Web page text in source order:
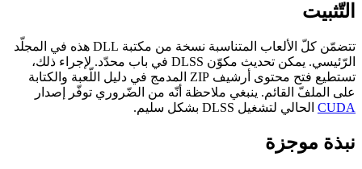
التّثبيت
تتضمّن كلّ الألعاب المتناسبة نسخة من مكتبة DLL هذه في المجلّد
الرّئيسي. يمكن تحديث مكوّن DLSS في باب محدّد. لإجراء ذلك،
تستطيع فتح محتوى أرشيف ZIP المدمج في دليل اللّعبة والكتابة
على الملفّ القائم. ينبغي ملاحظة أنّه من الضّروري توفّر إصدار
CUDA الحالي لتشغيل DLSS بشكل سليم.
نبذة موجزة